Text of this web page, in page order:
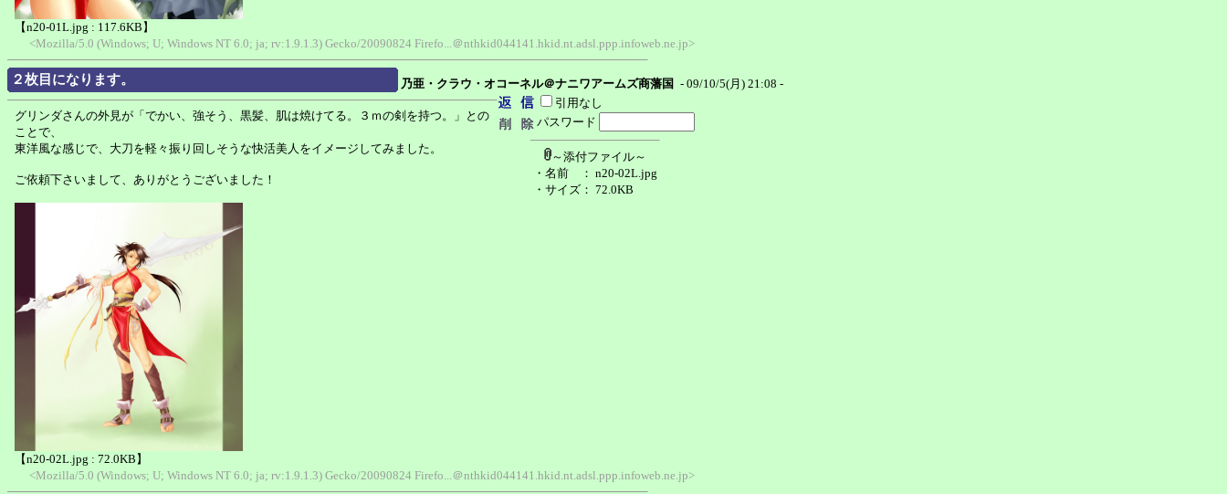
【n20-01L.jpg : 117.6KB】
<Mozilla/5.0 (Windows; U; Windows NT 6.0; ja; rv:1.9.1.3) Gecko/20090824 Firefo...＠nthkid044141.hkid.nt.adsl.ppp.infoweb.ne.jp>
２枚目になります。 乃亜・クラウ・オコーネル＠ナニワアームズ商藩国 - 09/10/5(月) 21:08 -
引用なし
パスワード
～添付ファイル～
・名前
： n20-02L.jpg
・サイズ ： 72.0KB
グリンダさんの外見が「でかい、強そう、黒髪、肌は焼けてる。３ｍの剣を持つ。」との
ことで、
東洋風な感じで、大刀を軽々振り回しそうな快活美人をイメージしてみました。
ご依頼下さいまして、ありがとうございました！
【n20-02L.jpg : 72.0KB】
<Mozilla/5.0 (Windows; U; Windows NT 6.0; ja; rv:1.9.1.3) Gecko/20090824 Firefo...＠nthkid044141.hkid.nt.adsl.ppp.infoweb.ne.jp>